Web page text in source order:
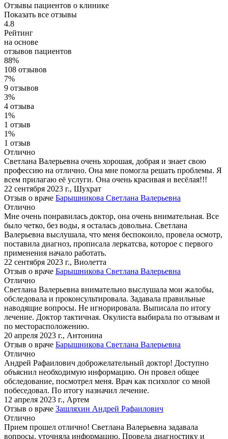
Отзывы пациентов о клинике
Показать все отзывы
4.8
Рейтинг
на основе
отзывов пациентов
88%
108 отзывов
7%
9 отзывов
3%
4 отзыва
1%
1 отзыв
1%
1 отзыв
Отлично
Светлана Валерьевна очень хорошая, добрая и знает свою
профессию на отлично. Она мне помогла решать проблемы. Я
всем прилагаю её услуги. Она очень красивая и весёлая!!!
22 сентября 2023 г., Шухрат
Отзыв о враче Барышникова Светлана Валерьевна
Отлично
Мне очень понравилась доктор, она очень внимательная. Все
было четко, без воды, я осталась довольна. Светлана
Валерьевна выслушала, что меня беспокоило, провела осмотр,
поставила диагноз, прописала леркатсва, которое с первого
применения начало работать.
22 сентября 2023 г., Виолетта
Отзыв о враче Барышникова Светлана Валерьевна
Отлично
Светлана Валерьевна внимательно выслушала мои жалобы,
обследовала и проконсультировала. Задавала правильные
наводящие вопросы. Не игнорировала. Выписала по итогу
лечение. Доктор тактичная. Окулиста выбирала по отзывам и
по месторасположению.
20 апреля 2023 г., Антонина
Отзыв о враче Барышникова Светлана Валерьевна
Отлично
Андрей Рафаилович доброжелательный доктор! Доступно
объяснил необходимую информацию. Он провел общее
обследование, посмотрел меня. Врач как психолог со мной
побеседовал. По итогу назначил лечение.
12 апреля 2023 г., Артем
Отзыв о враче Зашляхин Андрей Рафаилович
Отлично
Прием прошел отлично! Светлана Валерьевна задавала
вопросы, уточняла информацию. Провела диагностику и